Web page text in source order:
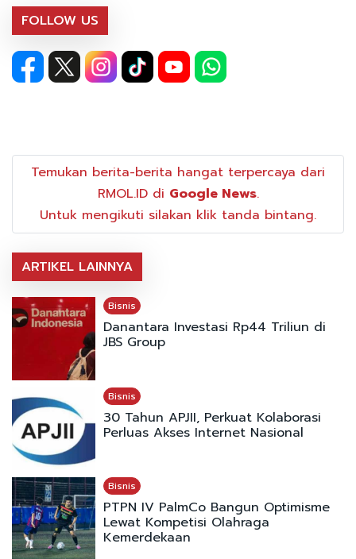
FOLLOW US
Temukan berita-berita hangat terpercaya dari
RMOL.ID di Google News.
Untuk mengikuti silakan klik tanda bintang.
ARTIKEL LAINNYA
Bisnis
Danantara Investasi Rp44 Triliun di
JBS Group
Bisnis
30 Tahun APJII, Perkuat Kolaborasi
Perluas Akses Internet Nasional
Bisnis
PTPN IV PalmCo Bangun Optimisme
Lewat Kompetisi Olahraga
Kemerdekaan